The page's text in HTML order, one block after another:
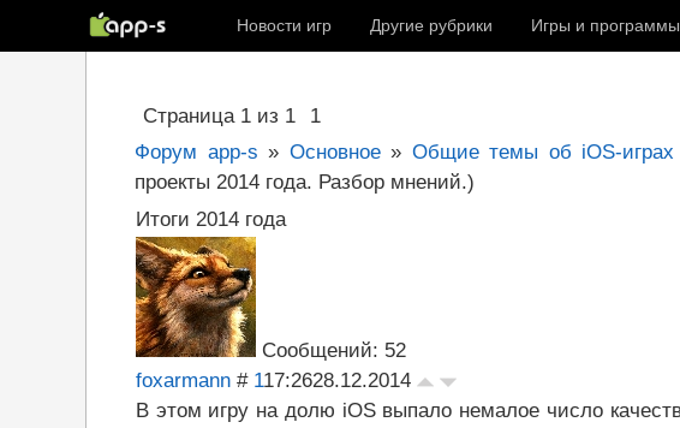
Новости игр Другие рубрики Игры и программы
Страница 1 из 1
1
Форум app-s » Основное » Общие темы об iOS-играх
проекты 2014 года. Разбор мнений.)
Итоги 2014 года
Сообщений: 52
foxarmann # 117:2628.12.2014
В этом игру на долю iOS выпало немалое число